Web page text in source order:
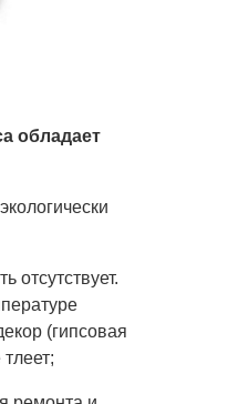
обладает
отсутствует.
(гипсовая